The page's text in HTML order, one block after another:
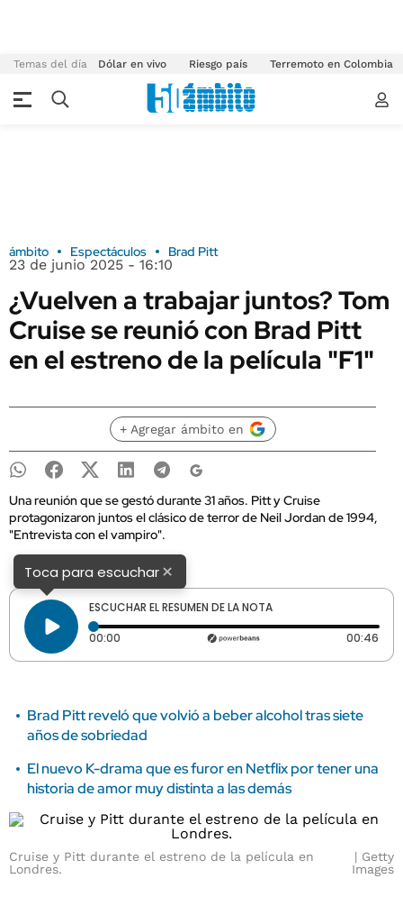
Temas del día Dólar en vivo Riesgo país Terremoto en Colombia
ámbito Espectáculos Brad Pitt
23 de junio 2025 - 16:10
¿Vuelven a trabajar juntos? Tom
Cruise se reunió con Brad Pitt
en el estreno de la película "F1"
+ Agregar ámbito en
Una reunión que se gestó durante 31 años. Pitt y Cruise
protagonizaron juntos el clásico de terror de Neil Jordan de 1994,
"Entrevista con el vampiro".
Toca para escuchar×
ESCUCHAR EL RESUMEN DE LA NOTA
00:00 Tiempo transcurrido: 0 segundos 00:46
Brad Pitt reveló que volvió a beber alcohol tras siete
años de sobriedad
El nuevo K-drama que es furor en Netflix por tener una
historia de amor muy distinta a las demás
Cruise y Pitt durante el estreno de la película en
Londres.
Getty
Images